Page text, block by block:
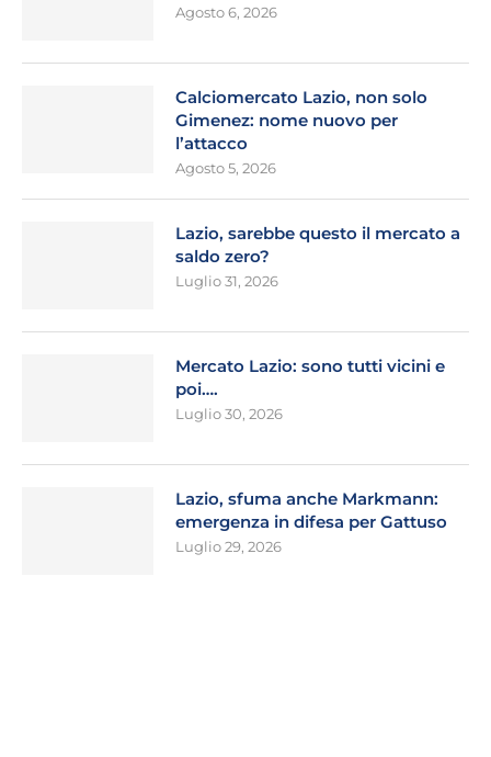
Agosto 6, 2026
Calciomercato Lazio, non solo
Gimenez: nome nuovo per
l’attacco
Agosto 5, 2026
Lazio, sarebbe questo il mercato a
saldo zero?
Luglio 31, 2026
Mercato Lazio: sono tutti vicini e
poi….
Luglio 30, 2026
Lazio, sfuma anche Markmann:
emergenza in difesa per Gattuso
Luglio 29, 2026